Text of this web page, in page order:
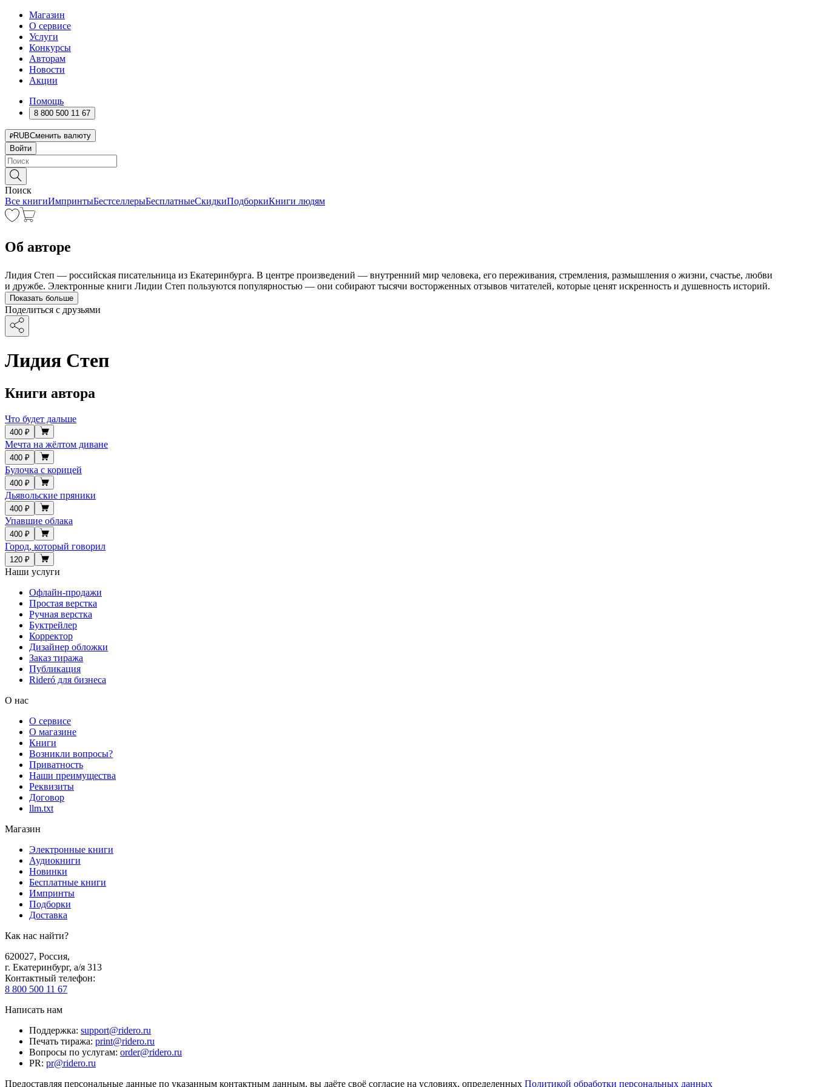
Магазин
О сервисе
Услуги
Конкурсы
Авторам
Новости
Акции
Помощь
8 800 500 11 67
RUBСменить валюту
Войти
Поиск
Все книгиИмпринтыБестселлерыБесплатныеСкидкиПодборкиКниги людям
Об авторе
Лидия Степ — российская писательница из Екатеринбурга. В центре произведений — внутренний мир человека, его переживания, стремления, размышления о жизни, счастье, любви
и дружбе. Электронные книги Лидии Степ пользуются популярностью — они собирают тысячи восторженных отзывов читателей, которые ценят искренность и душевность историй.
Показать больше
Поделиться с друзьями
Лидия Степ
Книги автора
Что будет дальше
400 ₽
Мечта на жёлтом диване
400 ₽
Булочка с корицей
400 ₽
Дьявольские пряники
400 ₽
Упавшие облака
400 ₽
Город, который говорил
120 ₽
Наши услуги
Офлайн-продажи
Простая верстка
Ручная верстка
Буктрейлер
Корректор
Дизайнер обложки
Заказ тиража
Публикация
Rideró для бизнеса
О нас
О сервисе
О магазине
Книги
Возникли вопросы?
Приватность
Наши преимущества
Реквизиты
Договор
llm.txt
Магазин
Электронные книги
Аудиокниги
Новинки
Бесплатные книги
Импринты
Подборки
Доставка
Как нас найти?
620027, Россия,
г. Екатеринбург, а/я 313
Контактный телефон:
8 800 500 11 67
Написать нам
Поддержка: support@ridero.ru
Печать тиража: print@ridero.ru
Вопросы по услугам: order@ridero.ru
PR: pr@ridero.ru
Предоставляя персональные данные по указанным контактным данным, вы даёте своё согласие на условиях, определенных Политикой обработки персональных данных